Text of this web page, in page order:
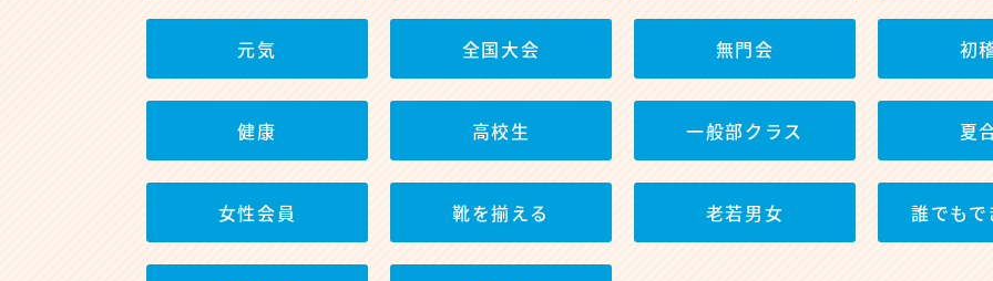
元気 全国大会 無門会 初
健康 高校生 一般部クラス 夏
女性会員 靴を揃える 老若男女 誰でも